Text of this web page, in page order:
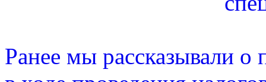
Ранее мы рассказывали о